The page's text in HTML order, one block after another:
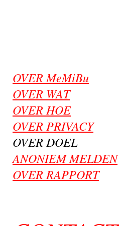
OVER MeMiBu
OVER WAT
OVER HOE
OVER PRIVACY
OVER DOEL
ANONIEM MELDEN
OVER RAPPORT